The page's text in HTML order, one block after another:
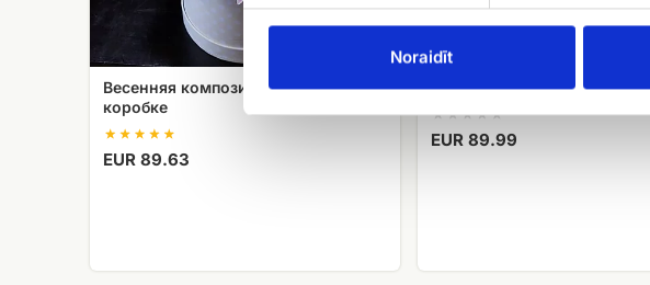
Noraidīt
Весенняя композиция цветов в
коробке
EUR 89.63
Зимняя композиция
EUR 89.99